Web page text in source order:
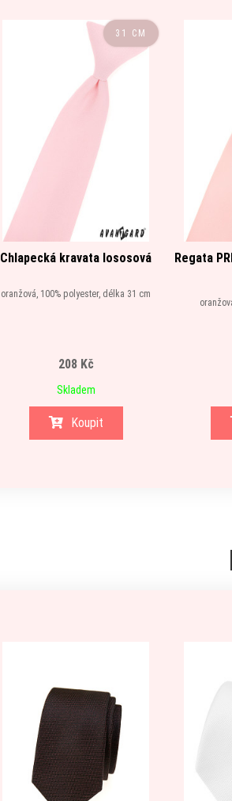
31 CM
Chlapecká kravata lososová
oranžová, 100% polyester, délka 31 cm
208 Kč
Skladem
Koupit
Regata